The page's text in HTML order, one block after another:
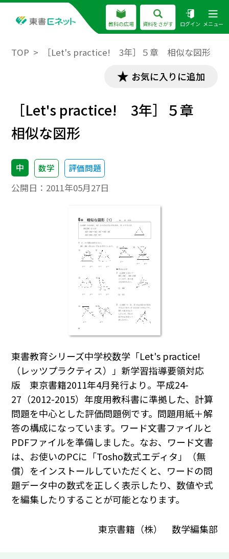
教科の広場 資料をさがす ログイン メニュー
TOP ［Let's practice! 3年］５章 相似な図形
お気に入りに追加
［Let's practice! 3年］５章
相似な図形
中 数学 評価問題
公開日： 2011年05月27日
東書教育シリーズ中学校数学「Let's practice!
（レッツプラクティス）」新学習指導要領対応
版 東京書籍2011年4月発行より。平成24-
27（2012-2015）年度用教科書に準拠した、計算
問題を中心とした評価問題例です。問題用紙＋解
答の構成になっています。ワード文書ファイルと
PDFファイルを準備しました。なお、ワード文書
は、お使いのPCに「Tosho数式エディタ」（無
償）をインストールしていただくと、ワードの問
題データ中の数式を正しく表示したり、数値や式
を編集したりすることが可能となります。
東京書籍（株） 数学編集部